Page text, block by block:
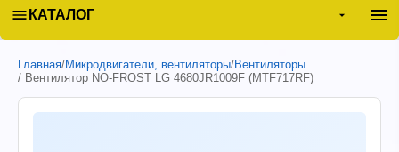
КАТАЛОГ
Главная/Микродвигатели, вентиляторы/Вентиляторы
/ Вентилятор NO-FROST LG 4680JR1009F (MTF717RF)